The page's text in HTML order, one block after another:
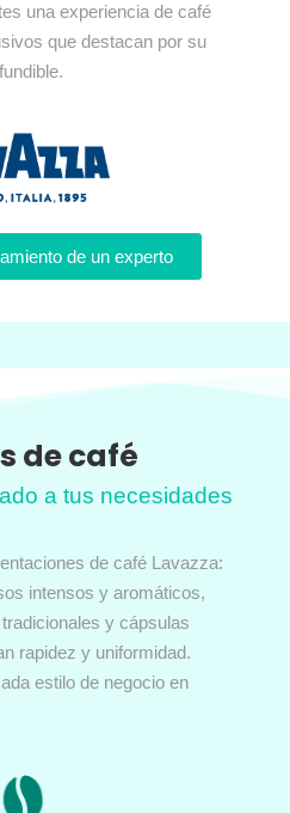
una experiencia de café
que destacan por su
de un experto
de café
a tus necesidades
de café Lavazza:
intensos y aromáticos,
y cápsulas
rapidez y uniformidad.
estilo de negocio en